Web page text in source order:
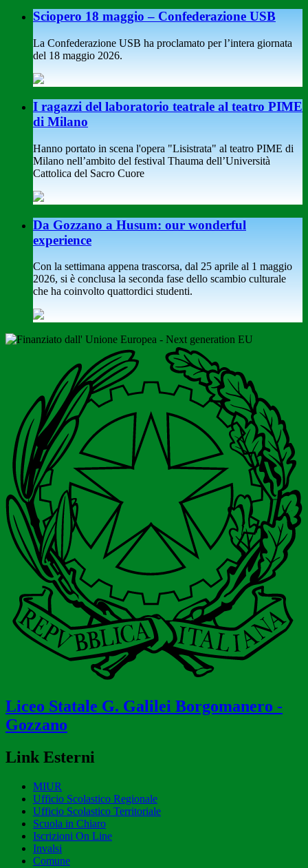
Sciopero 18 maggio – Confederazione USB
La Confederazione USB ha proclamato per l’intera giornata
del 18 maggio 2026.
I ragazzi del laboratorio teatrale al teatro PIME
di Milano
Hanno portato in scena l'opera "Lisistrata" al teatro PIME di
Milano nell’ambito del festival Thauma dell’Università
Cattolica del Sacro Cuore
Da Gozzano a Husum: our wonderful
experience
Con la settimana appena trascorsa, dal 25 aprile al 1 maggio
2026, si è conclusa la seconda fase dello scambio culturale
che ha coinvolto quattordici studenti.
Liceo Statale G. Galilei Borgomanero -
Gozzano
Link Esterni
MIUR
Ufficio Scolastico Regionale
Ufficio Scolastico Territoriale
Scuola in Chiaro
Iscrizioni On Line
Invalsi
Comune